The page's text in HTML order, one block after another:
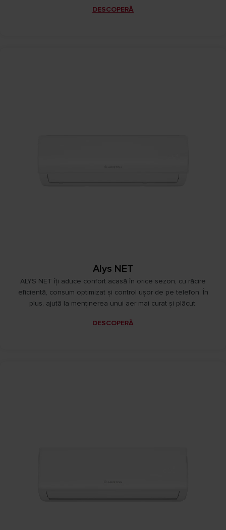
DESCOPERĂ
Alys NET
ALYS NET îți aduce confort acasă în orice sezon, cu răcire
eficientă, consum optimizat și control ușor de pe telefon. În
plus, ajută la menținerea unui aer mai curat și plăcut.
DESCOPERĂ